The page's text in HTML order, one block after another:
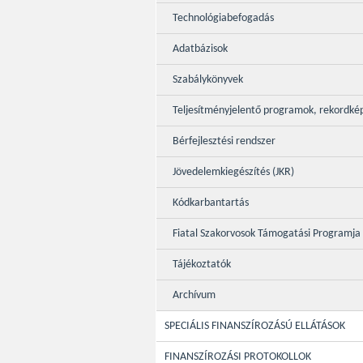
Technológiabefogadás
Adatbázisok
Szabálykönyvek
Teljesítményjelentő programok,
Bérfejlesztési rendszer
Jövedelemkiegészítés (JKR)
Kódkarbantartás
Fiatal Szakorvosok Támogatási Programja
Tájékoztatók
Archívum
SPECIÁLIS FINANSZÍROZÁSÚ ELLÁTÁSOK
FINANSZÍROZÁSI PROTOKOLLOK